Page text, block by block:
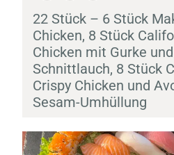
22 Stück – 6 Stück
Chicken, 8 Stück
Chicken mit Gurke und
Schnittlauch, 8 Stück
Crispy Chicken und
Sesam-Umhüllung